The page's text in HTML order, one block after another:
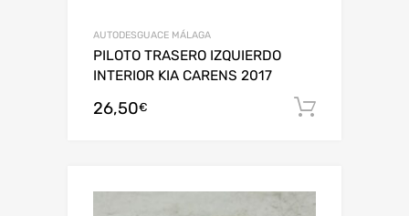
AUTODESGUACE MÁLAGA
PILOTO TRASERO IZQUIERDO
INTERIOR KIA CARENS 2017
26,50€